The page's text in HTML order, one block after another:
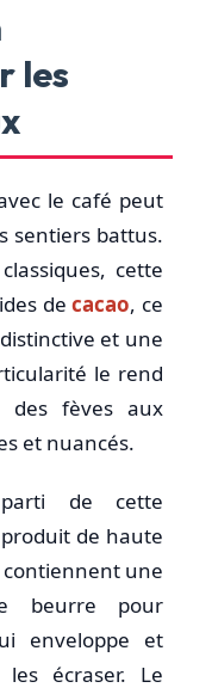
les
le café peut
sentiers battus.
cette
decacao, ce
et une
le rend
des fèves aux
et nuancés.
de cette
de haute
contiennent une
beurre pour
enveloppe et
écraser. Le